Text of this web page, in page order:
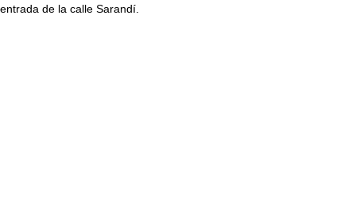
entrada de la calle Sarandí.